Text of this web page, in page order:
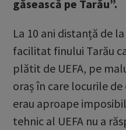
găsească pe Tarău”.
La 10 ani distanță de
facilitat finului Tarău
plătit de UEFA, pe
oraș în care locurile de
erau aproape
tehnic al UEFA nu a